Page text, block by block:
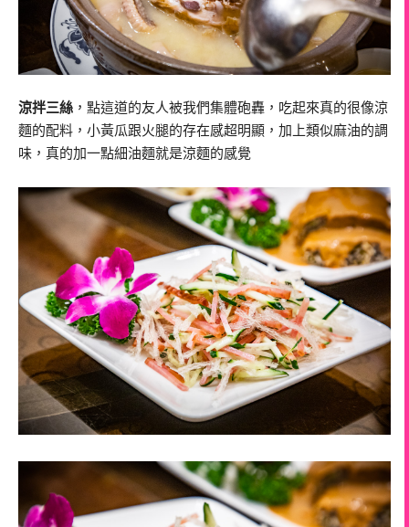
涼拌三絲 ，點這道的友人被我們集體砲轟，吃起來真的很像涼
麵的配料，小黃瓜跟火腿的存在感超明顯，加上類似麻油的調
味，真的加一點細油麵就是涼麵的感覺